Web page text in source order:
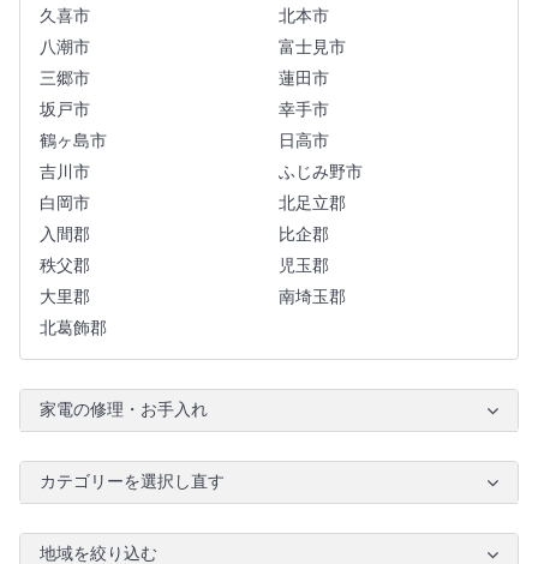
久喜市
北本市
八潮市
富士見市
三郷市
蓮田市
坂戸市
幸手市
鶴ヶ島市
日高市
吉川市
ふじみ野市
白岡市
北足立郡
入間郡
比企郡
秩父郡
児玉郡
大里郡
南埼玉郡
北葛飾郡
家電の修理・お手入れ
カテゴリーを選択し直す
地域を絞り込む